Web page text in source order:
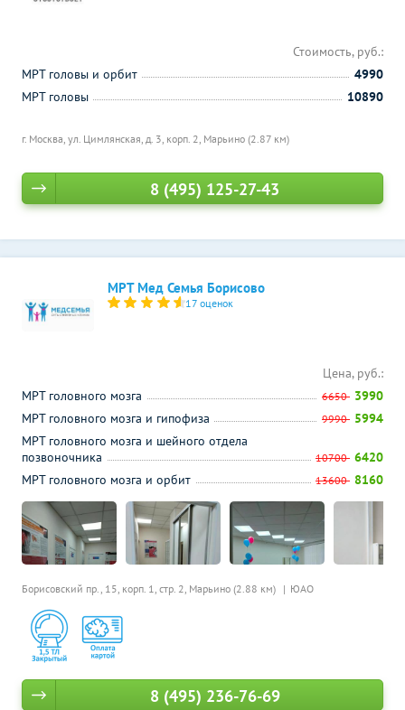
г. Москва, ул. Цимлянская, д. 3, корп. 2, Марьино (2.87 км)
Стоимость, руб.:
МРТ головы и орбит
4990
МРТ головы
10890
8 (495) 125-27-43
МРТ Мед Семья Борисово
17 оценок
Борисовский пр., 15, корп. 1, стр. 2, Марьино (2.88 км) ЮАО
Цена, руб.:
МРТ головного мозга
6650 3990
МРТ головного мозга и гипофиза
9990 5994
МРТ головного мозга и шейного отдела
позвоночника
10700 6420
МРТ головного мозга и орбит
13600 8160
8 (495) 236-76-69